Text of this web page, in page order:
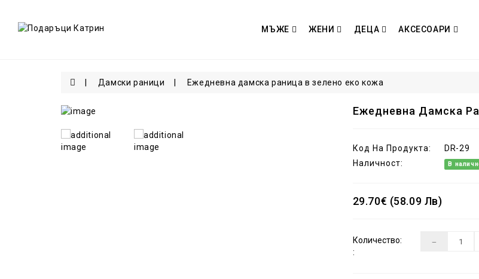
МЪЖЕ ЖЕНИ ДЕЦА АКСЕСОАРИ
Дамски раници Ежедневна дамска раница в зелено еко кожа
Ежедневна Дамска
Код На Продукта:
DR-29
Наличност:
В
29.70€ (58.09 Лв)
Количество:
: